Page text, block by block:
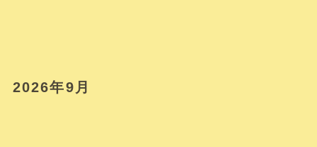
2026年9月